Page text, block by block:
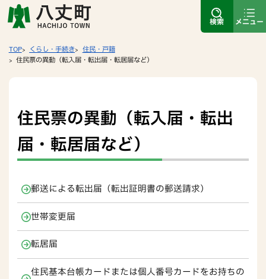
検索 メニュー
TOP くらし・手続き
住民・戸籍
住民票の異動（転入届・転出届・転居届など）
住民票の異動（転入届・転出
届・転居届など）
郵送による転出届（転出証明書の郵送請求）
世帯変更届
転居届
住民基本台帳カードまたは個人番号カードをお持ちの